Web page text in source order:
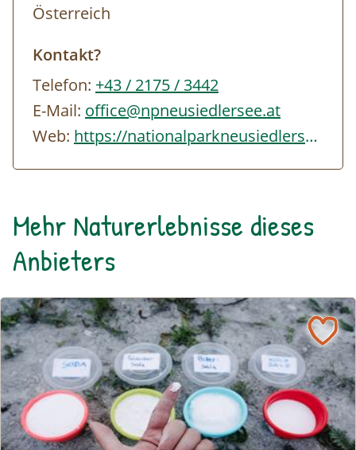
Österreich
Kontakt?
Telefon: +43 / 2175 / 3442
E-Mail: office@npneusiedlersee.at
Web:
https://nationalparkneusiedlersee.at/
Mehr Naturerlebnisse dieses
Anbieters